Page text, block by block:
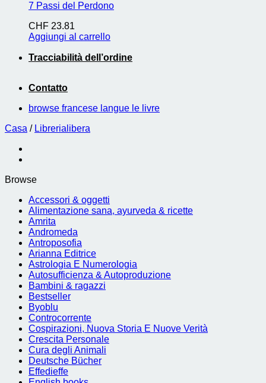
7 Passi del Perdono
CHF 23.81
Aggiungi al carrello
Tracciabilità dell’ordine
Contatto
browse francese langue le livre
Casa / Librerialibera
Browse
Accessori & oggetti
Alimentazione sana, ayurveda & ricette
Amrita
Andromeda
Antroposofia
Arianna Editrice
Astrologia E Numerologia
Autosufficienza & Autoproduzione
Bambini & ragazzi
Bestseller
Byoblu
Controcorrente
Cospirazioni, Nuova Storia E Nuove Verità
Crescita Personale
Cura degli Animali
Deutsche Bücher
Effedieffe